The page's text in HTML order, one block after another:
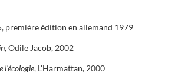
première édition en allemand 1979
, Odile Jacob, 2002
l'écologie, L'Harmattan, 2000